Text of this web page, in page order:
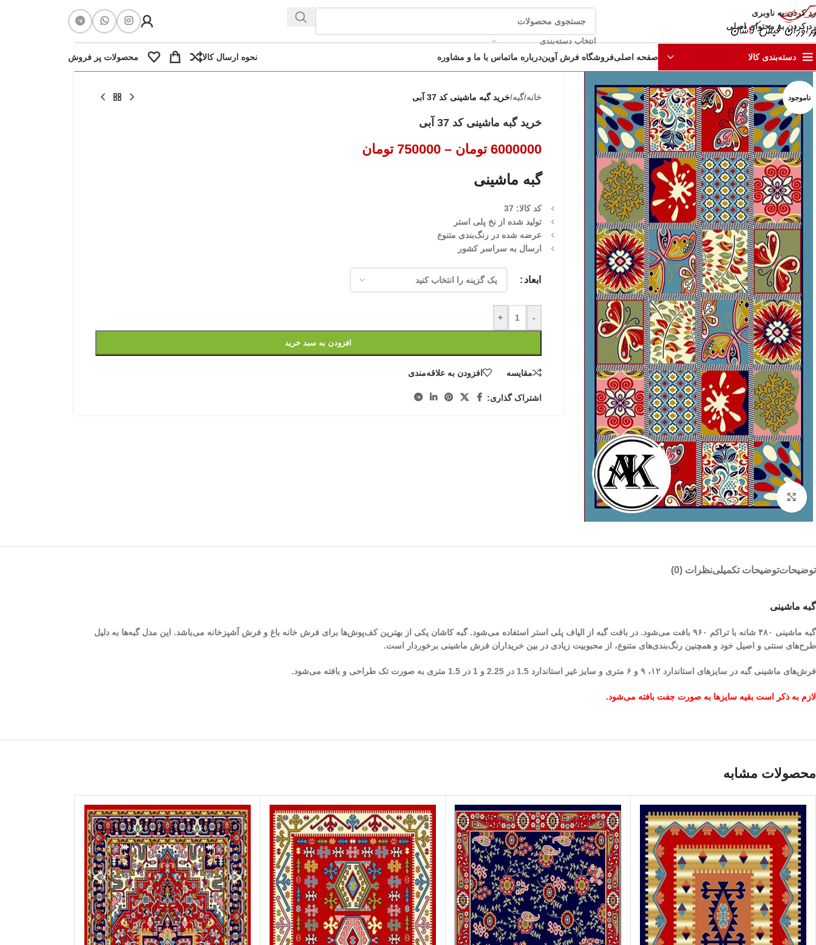
رد کردن به ناوبری
رد کردن به محتوای اصلی
انتخاب دسته‌بندی
دسته‌بندی کالا صفحه اصلیفروشگاه فرش آویندرباره ماتماس با ما و مشاوره نحوه ارسال کالا محصولات پر فروش
ناموجود
بزرگنمایی تصویر
خانه/گبه/خرید گبه ماشینی کد 37 آبی
خرید گبه ماشینی کد 37 آبی
6000000 تومان –
750000 تومان
گبه ماشینی
کد کالا: 37
تولید شده از نخ پلی استر
عرضه شده در رنگ‌بندی متنوع
ارسال به سراسر کشور
ابعاد
-
+
افزودن به سبد خرید
مقایسه افزودن به علاقه‌مندی
اشتراک گذاری:
توضیحاتتوضیحات تکمیلینظرات (0)
گبه ماشینی
گبه ماشینی ۴۸۰ شانه با تراکم ۹۶۰ بافت می‌شود. در بافت گبه از الیاف پلی استر استفاده می‌شود. گبه کاشان یکی از بهترین کف‌پوش‌ها برای فرش خانه باغ و فرش آشپزخانه می‌باشد. این مدل گبه‌ها به دلیل
طرح‌های سنتی و اصیل خود و همچنین رنگ‌بندی‌های متنوع، از محبوبیت زیادی در بین خریداران فرش ماشینی برخوردار است.
فرش‌های ماشینی گبه در سایزهای استاندارد ۱۲، ۹ و ۶ متری و سایز غیر استاندارد 1.5 در 2.25 و 1 در 1.5 متری به صورت تک طراحی و بافته می‌شود.
لازم به ذکر است بقیه سایزها به صورت جفت بافته می‌شود.
محصولات مشابه